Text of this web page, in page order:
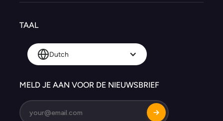
TAAL
Dutch
MELD JE AAN VOOR DE NIEUWSBRIEF